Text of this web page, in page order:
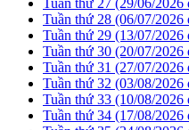
Tuần thứ 28 (06/07/2026
Tuần thứ 29 (13/07/2026
Tuần thứ 30 (20/07/2026
Tuần thứ 31 (27/07/2026
Tuần thứ 32 (03/08/2026
Tuần thứ 33 (10/08/2026
Tuần thứ 34 (17/08/2026